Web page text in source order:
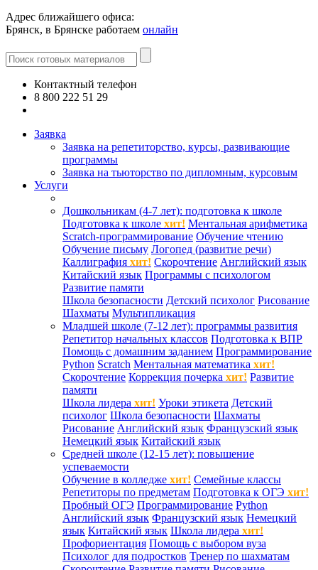
Адрес ближайшего офиса:
Брянск, в Брянске работаем онлайн
Контактный телефон
8 800 222 51 29
Заявка
Заявка на репетиторство, курсы, развивающие
программы
Заявка на тьюторство по дипломным, курсовым
Услуги
Дошкольникам (4-7 лет): подготовка к школе
Подготовка к школе хит! Ментальная арифметика
Scratch-программирование Обучение чтению
Обучение письму Логопед (развитие речи)
Каллиграфия хит! Скорочтение Английский язык
Китайский язык Программы с психологом
Развитие памяти
Школа безопасности Детский психолог Рисование
Шахматы Мультипликация
Младшей школе (7-12 лет): программы развития
Репетитор начальных классов Подготовка к ВПР
Помощь с домашним заданием Программирование
Python Scratch Ментальная математика хит!
Скорочтение Коррекция почерка хит! Развитие
памяти
Школа лидера хит! Уроки этикета Детский
психолог Школа безопасности Шахматы
Рисование Английский язык Французский язык
Немецкий язык Китайский язык
Средней школе (12-15 лет): повышение
успеваемости
Обучение в колледже хит! Семейные классы
Репетиторы по предметам Подготовка к ОГЭ хит!
Пробный ОГЭ Программирование Python
Английский язык Французский язык Немецкий
язык Китайский язык Школа лидера хит!
Профориентация Помощь с выбором вуза
Психолог для подростков Тренер по шахматам